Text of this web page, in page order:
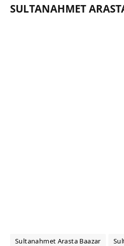
SULTANAHMET
Sultanahmet Arasta Baazar